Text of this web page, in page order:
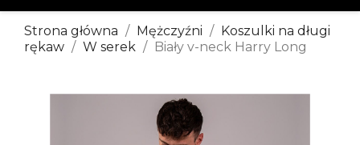
Strona główna Mężczyźni
Koszulki na długi
rękaw
W serek Biały v-neck Harry Long